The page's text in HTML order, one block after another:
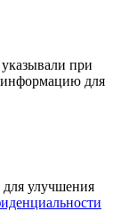
при
для
для улучшения